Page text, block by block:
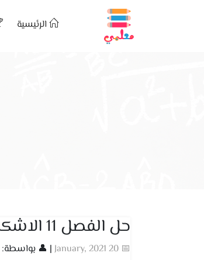
الرئيسية
حل الفصل 11 الاشكال الهندسية
📅 20 January, 2021 | 👤 بواسطة: